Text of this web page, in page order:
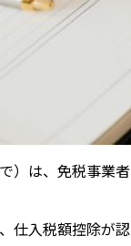
）は、免税事業
仕入税額控除が